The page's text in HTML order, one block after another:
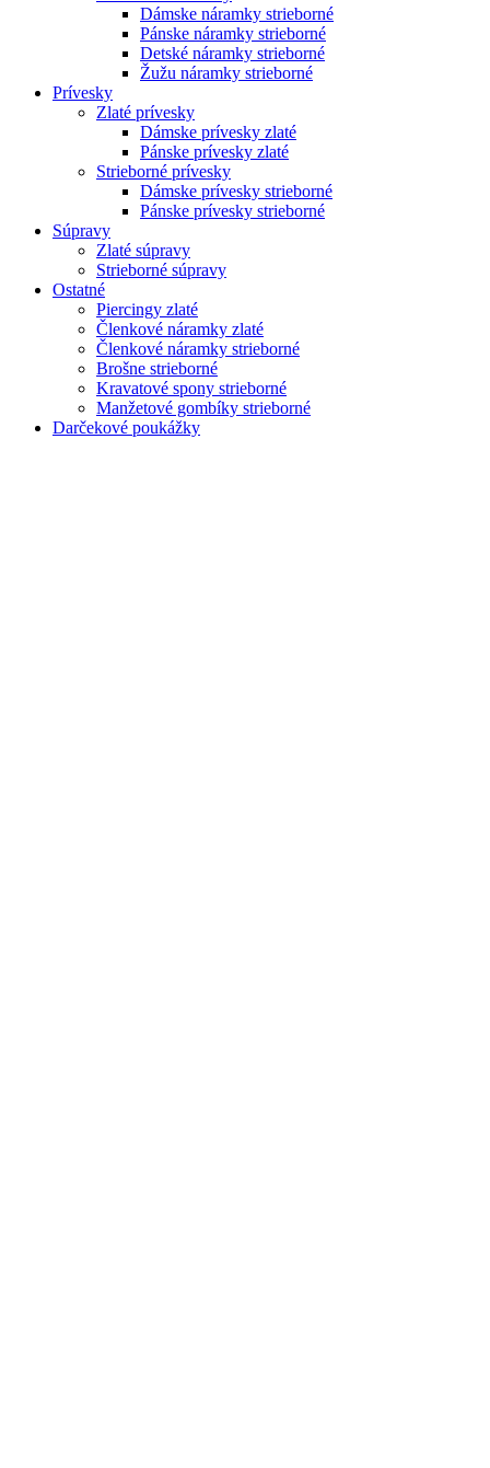
Dámske náramky strieborné
Pánske náramky strieborné
Detské náramky strieborné
Žužu náramky strieborné
Prívesky
Zlaté prívesky
Dámske prívesky zlaté
Pánske prívesky zlaté
Strieborné prívesky
Dámske prívesky strieborné
Pánske prívesky strieborné
Súpravy
Zlaté súpravy
Strieborné súpravy
Ostatné
Piercingy zlaté
Členkové náramky zlaté
Členkové náramky strieborné
Brošne strieborné
Kravatové spony strieborné
Manžetové gombíky strieborné
Darčekové poukážky